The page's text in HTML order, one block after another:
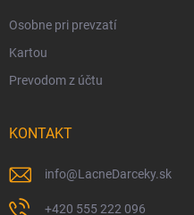
Osobne pri prevzatí
Kartou
Prevodom z účtu
KONTAKT
info@LacneDarceky.sk
+420 555 222 096